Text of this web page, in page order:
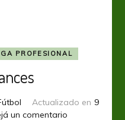
PROFESIONAL
Actualizado en 9
un comentario